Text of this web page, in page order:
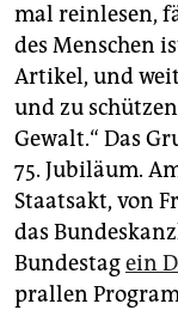
mal reinlesen,
des Menschen
Artikel, und
und zu
Gewalt.“ Das
75. Jubiläum.
Staatsakt, von
das
Bundestagein
prallen